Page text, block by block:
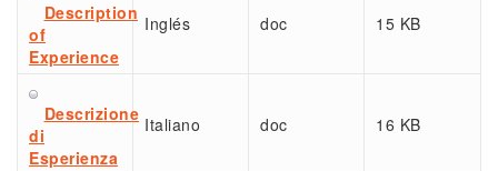
Description
of
Experience
Inglés doc 15 KB
Descrizione
di
Esperienza
Italiano doc 16 KB